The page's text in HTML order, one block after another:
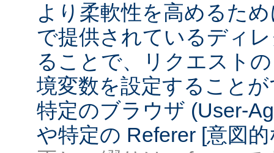
より柔軟性を高めるた
で提供されているディ
ることで、リクエスト
境変数を設定すること
特定のブラウザ (User-
や特定の Referer [意図